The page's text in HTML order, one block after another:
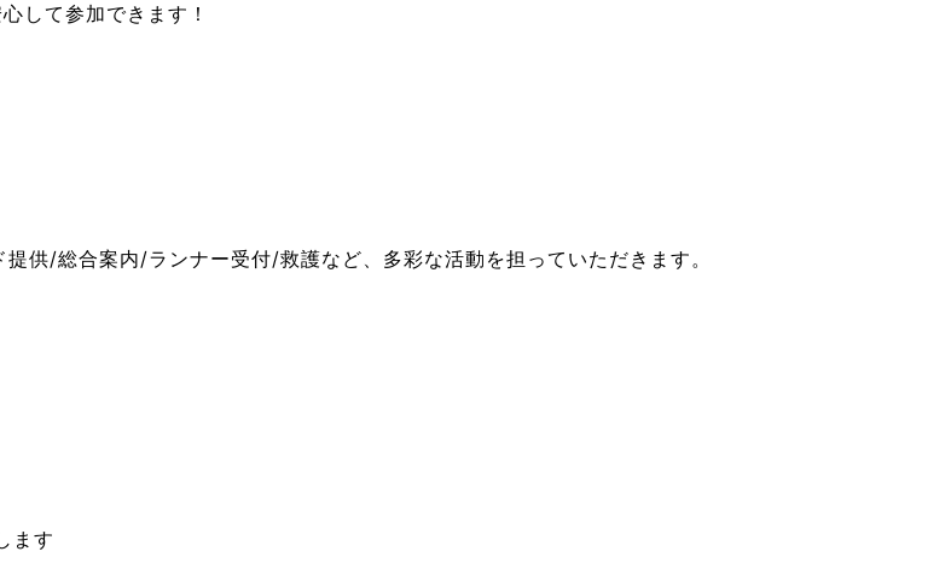
して参加できます！
供/総合案内/ランナー受付/救護など、多彩な活動を担っていただきます。
ます